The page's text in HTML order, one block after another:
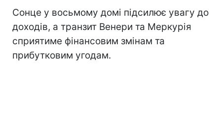
Сонце у восьмому домі підсилює увагу до
доходів, а транзит Венери та Меркурія
сприятиме фінансовим змінам та
прибутковим угодам.